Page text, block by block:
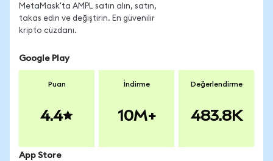
MetaMask'ta AMPL satın alın, satın,
takas edin ve değiştirin. En güvenilir
kripto cüzdanı.
Google Play
Puan
4.4
İndirme
10M+
Değerlendirme
483.8K
App Store